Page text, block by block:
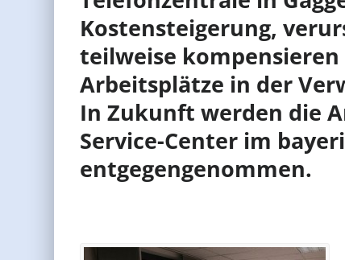
Kostensteigerung,
teilweise kompensieren
Arbeitsplätze in der
In Zukunft werden die
Service-Center im
entgegengenommen.